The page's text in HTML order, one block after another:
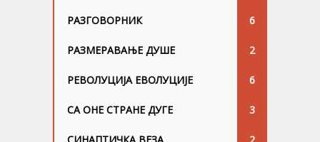
РАЗГОВОРНИК 6
РАЗМЕРАВАЊЕ ДУШЕ 2
РЕВОЛУЦИЈА ЕВОЛУЦИЈЕ 6
СА ОНЕ СТРАНЕ ДУГЕ 3